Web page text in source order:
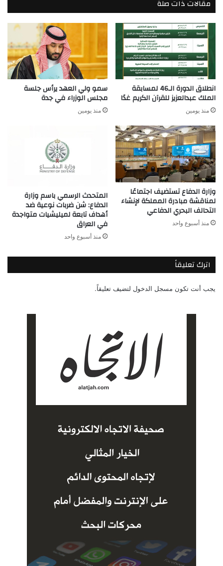
مقالات ذات صلة
انطلاق الدورة الـ46 لمسابقة
الملك عبدالعزيز للقرآن الكريم غدًا
منذ يومين
سمو ولي العهد يرأس جلسة
مجلس الوزراء في جدة
منذ يومين
وزارة الدفاع تستضيف اجتماعًا
لمناقشة مبادرة المملكة لإنشاء
التحالف البحري الدفاعي
منذ أسبوع واحد
المتحدث الرسمي باسم وزارة
الدفاع: شن ضربات نوعية ضد
أهداف تابعة لميليشيات متواجدة
في العراق
منذ أسبوع واحد
اترك تعليقاً
يجب أنت تكون مسجل الدخول لتضيف تعليقاً.